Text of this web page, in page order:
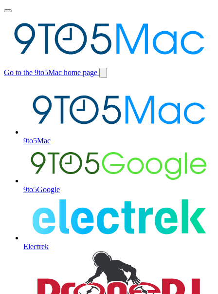
Toggle
menu
Go to the 9to5Mac home page
Switch
9to5Mac
9to5Google
Electrek